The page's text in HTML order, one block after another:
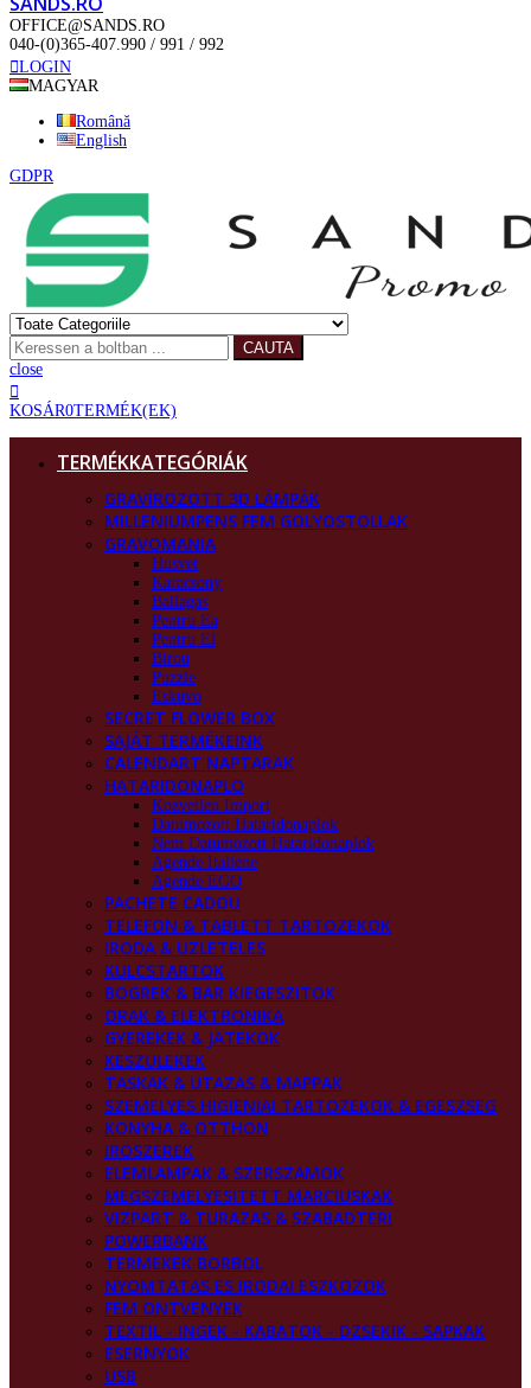
OFFICE@SANDS.RO
040-(0)365-407.990 / 991 / 992
LOGIN
MAGYAR
Română
English
GDPR
CAUTA
close
KOSÁR0TERMÉK(EK)
TERMÉKKATEGÓRIÁK
GRAVÍROZOTT 3D LÁMPÁK
MILLENIUMPENS FEM GOLYOSTOLLAK
GRAVOMANIA
Husvet
Karacsony
Ballagas
Pentru Ea
Pentru El
Birou
Puzzle
Eskuvo
SECRET FLOWER BOX
SAJÁT TERMÉKEINK
CALENDART NAPTARAK
HATARIDONAPLO
Kozvetlen Import
Datumozott Hataridonaplok
Nem Datumozott Hataridonaplok
Agende Italiene
Agende EGO
PACHETE CADOU
TELEFON & TABLETT TARTOZEKOK
IRODA & UZLETELES
KULCSTARTOK
BOGREK & BAR KIEGESZITOK
ORAK & ELEKTRONIKA
GYEREKEK & JATEKOK
KESZULEKEK
TASKAK & UTAZAS & MAPPAK
SZEMELYES HIGIENIAI TARTOZEKOK & EGESZSEG
KONYHA & OTTHON
IROSZEREK
ELEMLAMPAK & SZERSZAMOK
MEGSZEMELYESITETT MARCIUSKAK
VIZPART & TURAZAS & SZABADTERI
POWERBANK
TERMEKEK BORBOL
NYOMTATAS ES IRODAI ESZKOZOK
FEM ONTVENYEK
TEXTIL - INGEK - KABATOK - DZSEKIK - SAPKAK
ESERNYOK
USB